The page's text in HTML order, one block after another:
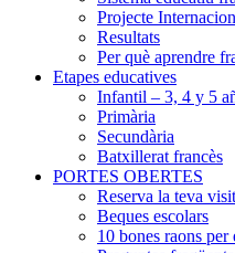
Projecte
Resultats
Per què aprendre
Etapes educatives
Infantil – 3, 4 y 5
Primària
Secundària
Batxillerat francès
PORTES OBERTES
Reserva la teva
Beques escolars
10 bones raons